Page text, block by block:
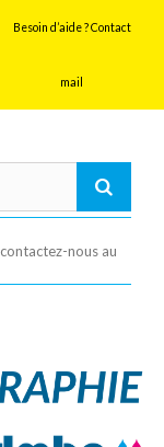
Besoin d’aide ? Contact
mail
nous au